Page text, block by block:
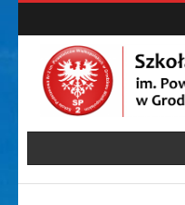
Skip
Skip